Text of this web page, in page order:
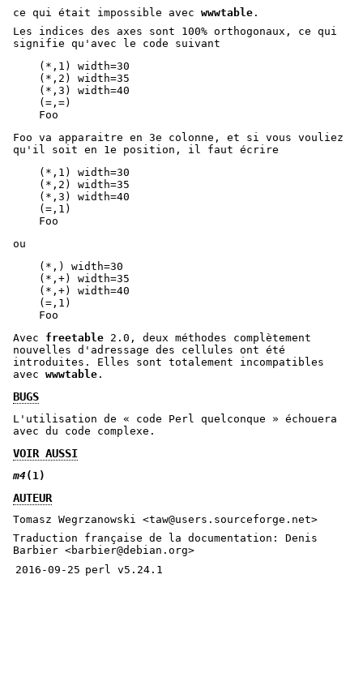
ce qui était impossible avec wwwtable .
Les indices des axes sont 100% orthogonaux, ce qui
signifie qu'avec le code suivant
    (*,1) width=30
    (*,2) width=35
    (*,3) width=40
    (=,=)
Foo va apparaitre en 3e colonne, et si vous vouliez
qu'il soit en 1e position, il faut écrire
    (*,1) width=30
    (*,2) width=35
    (*,3) width=40
    (=,1)
ou
    (*,) width=30
    (*,+) width=35
    (*,+) width=40
    (=,1)
Avec freetable 2.0, deux méthodes complètement
nouvelles d'adressage des cellules ont été
introduites. Elles sont totalement incompatibles
avec wwwtable .
BUGS
L'utilisation de « code Perl quelconque » échouera
avec du code complexe.
VOIR AUSSI
m4 (1)
AUTEUR
Tomasz Wegrzanowski <taw@users.sourceforge.net>
Traduction française de la documentation: Denis
Barbier <barbier@debian.org>
2016-09-25 perl v5.24.1